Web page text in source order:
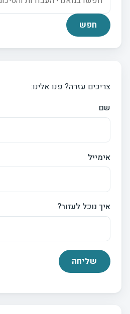
צריכים עזרה? פנו אלינו:
שם
אימייל
איך נוכל לעזור?